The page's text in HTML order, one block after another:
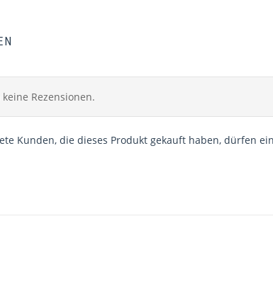
Rezensionen.
Kunden, die dieses Produkt gekauft haben, dürfen